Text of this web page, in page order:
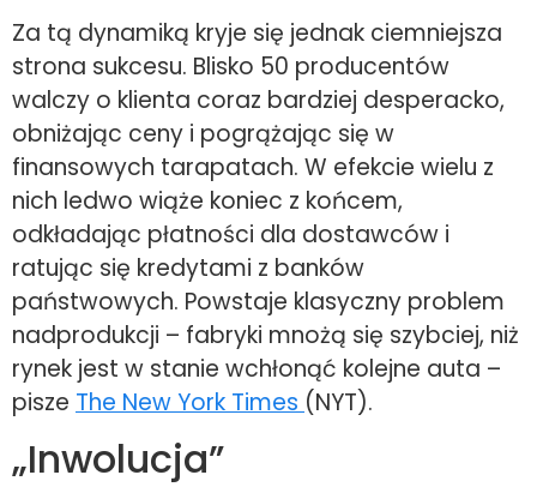
Za tą dynamiką kryje się jednak ciemniejsza
strona sukcesu. Blisko 50 producentów
walczy o klienta coraz bardziej desperacko,
obniżając ceny i pogrążając się w
finansowych tarapatach. W efekcie wielu z
nich ledwo wiąże koniec z końcem,
odkładając płatności dla dostawców i
ratując się kredytami z banków
państwowych. Powstaje klasyczny problem
nadprodukcji – fabryki mnożą się szybciej, niż
rynek jest w stanie wchłonąć kolejne auta –
pisze The New York Times (NYT).
„Inwolucja”